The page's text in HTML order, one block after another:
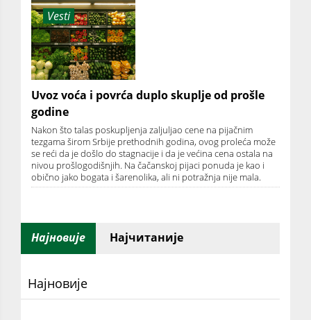
Vesti
Uvoz voća i povrća duplo skuplje od prošle
godine
Nakon što talas poskupljenja zaljuljao cene na pijačnim
tezgama širom Srbije prethodnih godina, ovog proleća može
se reći da je došlo do stagnacije i da je većina cena ostala na
nivou prošlogodišnjih. Na čačanskoj pijaci ponuda je kao i
obično jako bogata i šarenolika, ali ni potražnja nije mala.
Најновије Најчитаније
Најновије